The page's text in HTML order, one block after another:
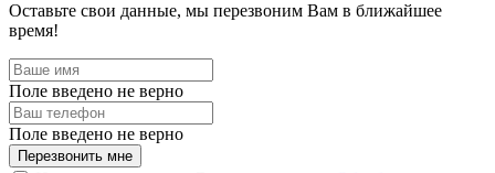
Оставьте свои данные, мы перезвоним Вам в ближайшее
время!
Поле введено не верно
Поле введено не верно
Перезвонить мне